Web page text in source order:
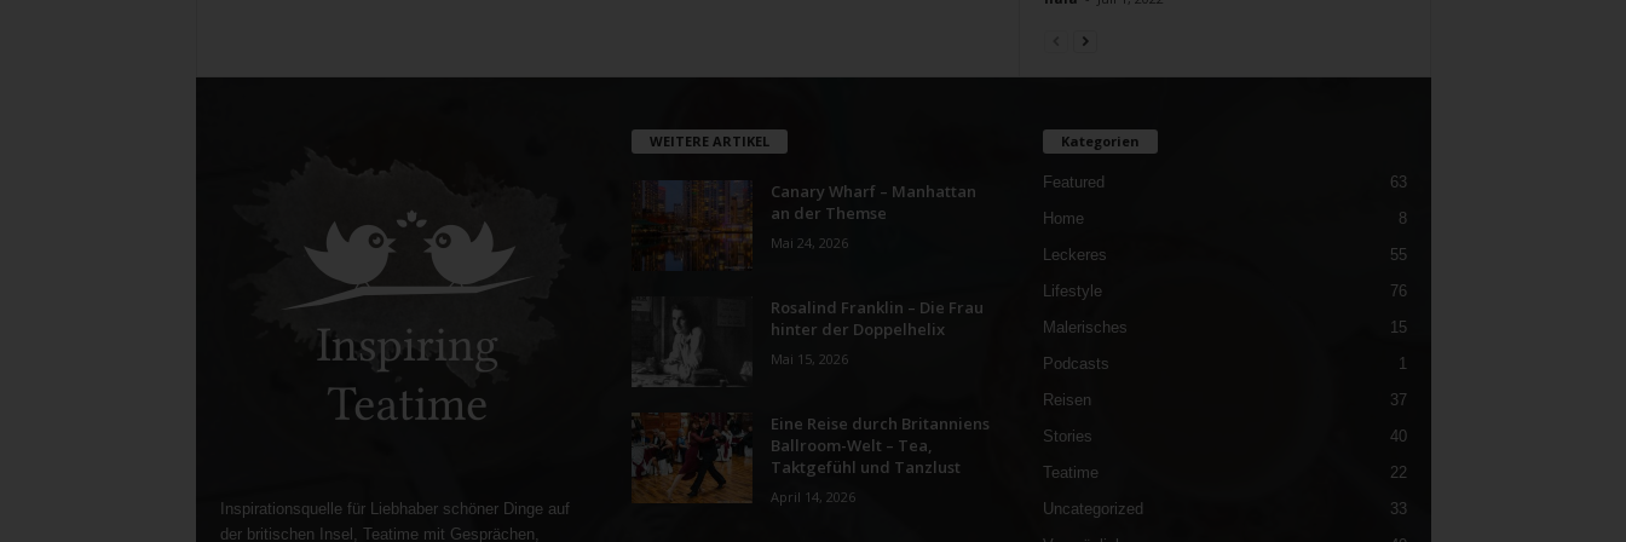
Inspirationsquelle für Liebhaber schöner Dinge auf
der britischen Insel, Teatime mit Gesprächen,
WEITERE ARTIKEL
Canary Wharf – Manhattan
an der Themse
Mai 24, 2026
Rosalind Franklin – Die Frau
hinter der Doppelhelix
Mai 15, 2026
Eine Reise durch Britanniens
Ballroom-Welt – Tea,
Taktgefühl und Tanzlust
April 14, 2026
Kategorien
Featured
63
Home
8
Leckeres
55
Lifestyle
76
Malerisches
15
Podcasts
1
Reisen
37
Stories
40
Teatime
22
Uncategorized
33